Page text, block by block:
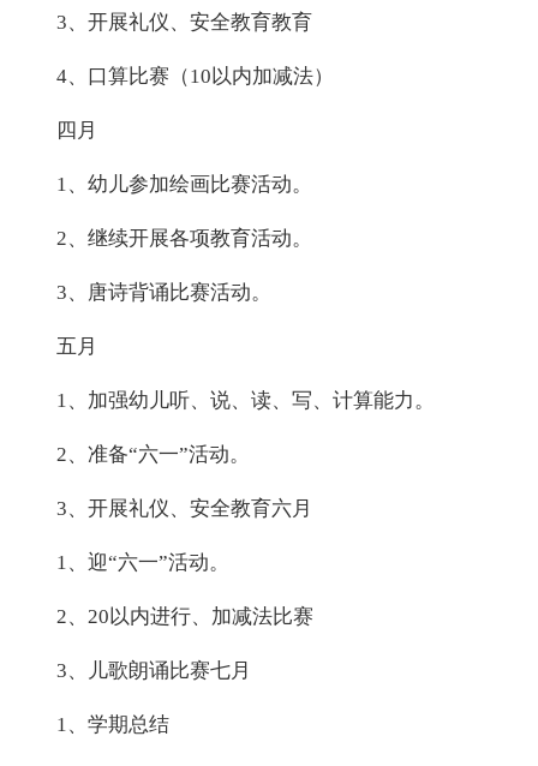
3、开展礼仪、安全教育教育
4、口算比赛（10以内加减法）
四月
1、幼儿参加绘画比赛活动。
2、继续开展各项教育活动。
3、唐诗背诵比赛活动。
五月
1、加强幼儿听、说、读、写、计算能力。
2、准备“六一”活动。
3、开展礼仪、安全教育六月
1、迎“六一”活动。
2、20以内进行、加减法比赛
3、儿歌朗诵比赛七月
1、学期总结